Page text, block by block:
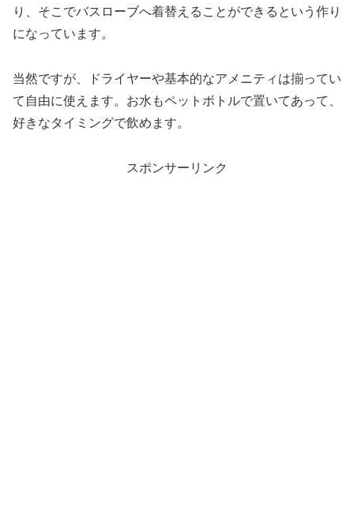
り、そこでバスローブへ着替えることができるという作り
になっています。
当然ですが、ドライヤーや基本的なアメニティは揃ってい
て自由に使えます。お水もペットボトルで置いてあって、
好きなタイミングで飲めます。
スポンサーリンク